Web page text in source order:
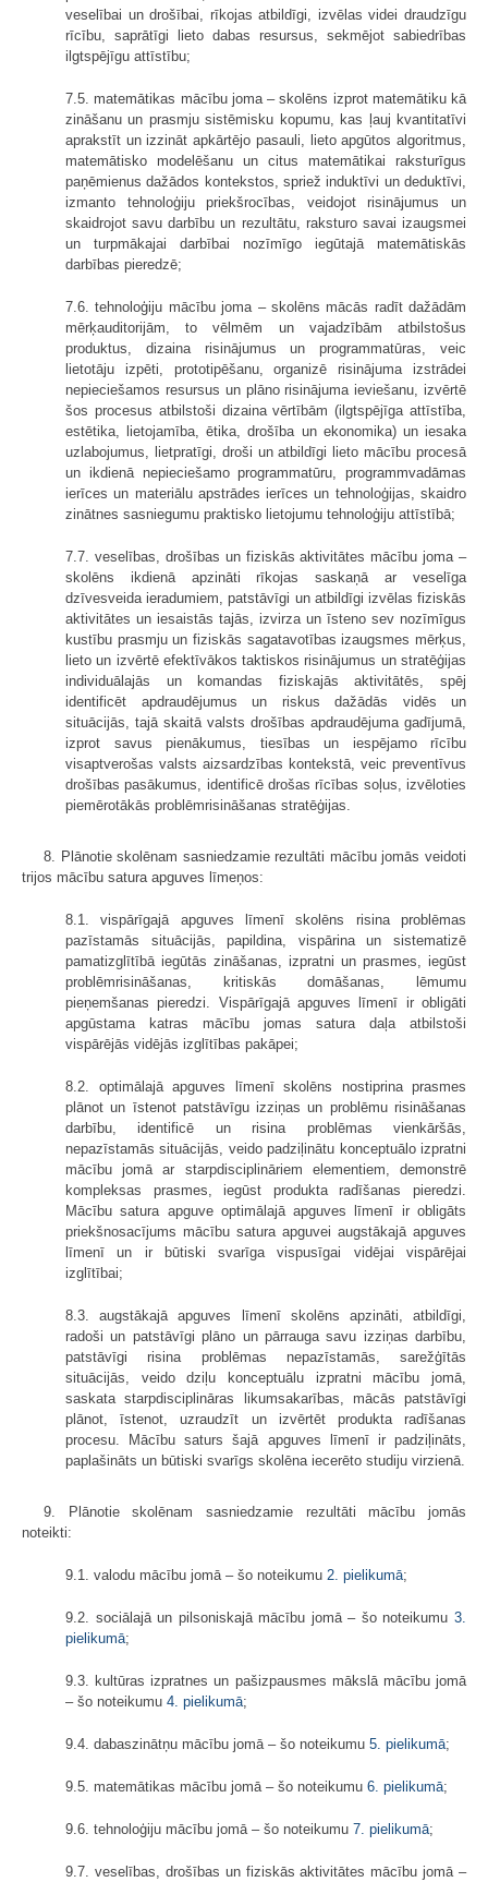
veselībai un drošībai, rīkojas atbildīgi, izvēlas videi draudzīgu
rīcību, saprātīgi lieto dabas resursus, sekmējot sabiedrības
ilgtspējīgu attīstību;
7.5. matemātikas mācību joma – skolēns izprot matemātiku kā
zināšanu un prasmju sistēmisku kopumu, kas ļauj kvantitatīvi
aprakstīt un izzināt apkārtējo pasauli, lieto apgūtos algoritmus,
matemātisko modelēšanu un citus matemātikai raksturīgus
paņēmienus dažādos kontekstos, spriež induktīvi un deduktīvi,
izmanto tehnoloģiju priekšrocības, veidojot risinājumus un
skaidrojot savu darbību un rezultātu, raksturo savai izaugsmei
un turpmākajai darbībai nozīmīgo iegūtajā matemātiskās
darbības pieredzē;
7.6. tehnoloģiju mācību joma – skolēns mācās radīt dažādām
mērķauditorijām, to vēlmēm un vajadzībām atbilstošus
produktus, dizaina risinājumus un programmatūras, veic
lietotāju izpēti, prototipēšanu, organizē risinājuma izstrādei
nepieciešamos resursus un plāno risinājuma ieviešanu, izvērtē
šos procesus atbilstoši dizaina vērtībām (ilgtspējīga attīstība,
estētika, lietojamība, ētika, drošība un ekonomika) un iesaka
uzlabojumus, lietpratīgi, droši un atbildīgi lieto mācību procesā
un ikdienā nepieciešamo programmatūru, programmvadāmas
ierīces un materiālu apstrādes ierīces un tehnoloģijas, skaidro
zinātnes sasniegumu praktisko lietojumu tehnoloģiju attīstībā;
7.7. veselības, drošības un fiziskās aktivitātes mācību joma –
skolēns ikdienā apzināti rīkojas saskaņā ar veselīga
dzīvesveida ieradumiem, patstāvīgi un atbildīgi izvēlas fiziskās
aktivitātes un iesaistās tajās, izvirza un īsteno sev nozīmīgus
kustību prasmju un fiziskās sagatavotības izaugsmes mērķus,
lieto un izvērtē efektīvākos taktiskos risinājumus un stratēģijas
individuālajās un komandas fiziskajās aktivitātēs, spēj
identificēt apdraudējumus un riskus dažādās vidēs un
situācijās, tajā skaitā valsts drošības apdraudējuma gadījumā,
izprot savus pienākumus, tiesības un iespējamo rīcību
visaptverošas valsts aizsardzības kontekstā, veic preventīvus
drošības pasākumus, identificē drošas rīcības soļus, izvēloties
piemērotākās problēmrisināšanas stratēģijas.
8. Plānotie skolēnam sasniedzamie rezultāti mācību jomās veidoti
trijos mācību satura apguves līmeņos:
8.1. vispārīgajā apguves līmenī skolēns risina problēmas
pazīstamās situācijās, papildina, vispārina un sistematizē
pamatizglītībā iegūtās zināšanas, izpratni un prasmes, iegūst
problēmrisināšanas, kritiskās domāšanas, lēmumu
pieņemšanas pieredzi. Vispārīgajā apguves līmenī ir obligāti
apgūstama katras mācību jomas satura daļa atbilstoši
vispārējās vidējās izglītības pakāpei;
8.2. optimālajā apguves līmenī skolēns nostiprina prasmes
plānot un īstenot patstāvīgu izziņas un problēmu risināšanas
darbību, identificē un risina problēmas vienkāršās,
nepazīstamās situācijās, veido padziļinātu konceptuālo izpratni
mācību jomā ar starpdisciplināriem elementiem, demonstrē
kompleksas prasmes, iegūst produkta radīšanas pieredzi.
Mācību satura apguve optimālajā apguves līmenī ir obligāts
priekšnosacījums mācību satura apguvei augstākajā apguves
līmenī un ir būtiski svarīga vispusīgai vidējai vispārējai
izglītībai;
8.3. augstākajā apguves līmenī skolēns apzināti, atbildīgi,
radoši un patstāvīgi plāno un pārrauga savu izziņas darbību,
patstāvīgi risina problēmas nepazīstamās, sarežģītās
situācijās, veido dziļu konceptuālu izpratni mācību jomā,
saskata starpdisciplināras likumsakarības, mācās patstāvīgi
plānot, īstenot, uzraudzīt un izvērtēt produkta radīšanas
procesu. Mācību saturs šajā apguves līmenī ir padziļināts,
paplašināts un būtiski svarīgs skolēna iecerēto studiju virzienā.
9. Plānotie skolēnam sasniedzamie rezultāti mācību jomās
noteikti:
9.1. valodu mācību jomā – šo noteikumu 2. pielikumā;
9.2. sociālajā un pilsoniskajā mācību jomā – šo noteikumu 3.
pielikumā;
9.3. kultūras izpratnes un pašizpausmes mākslā mācību jomā
– šo noteikumu 4. pielikumā;
9.4. dabaszinātņu mācību jomā – šo noteikumu 5. pielikumā;
9.5. matemātikas mācību jomā – šo noteikumu 6. pielikumā;
9.6. tehnoloģiju mācību jomā – šo noteikumu 7. pielikumā;
9.7. veselības, drošības un fiziskās aktivitātes mācību jomā –